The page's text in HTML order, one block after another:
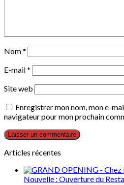
Nom*
E-mail*
Site web
Enregistrer mon nom, mon e-
navigateur pour mon prochain
Articles récentes
Nouvelle : Ouverture du